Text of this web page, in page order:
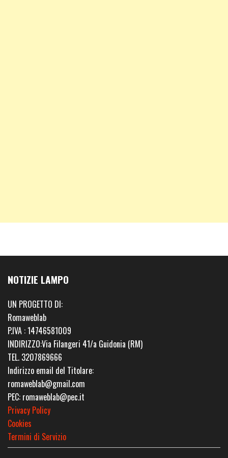
NOTIZIE LAMPO
UN PROGETTO DI:
Romaweblab
P.IVA : 14746581009
INDIRIZZO:Via Filangeri 41/a Guidonia (RM)
TEL. 3207869666
Indirizzo email del Titolare:
romaweblab@gmail.com
PEC: romaweblab@pec.it
Privacy Policy
Cookies
Termini di Servizio